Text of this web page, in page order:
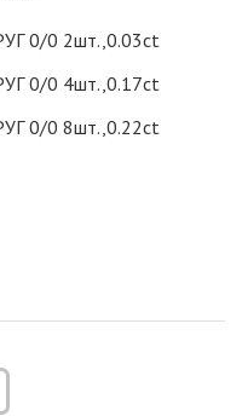
0/0 2шт.,0.03ct
0/0 4шт.,0.17ct
0/0 8шт.,0.22ct